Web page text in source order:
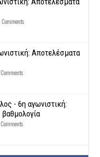
Αποτελέσματα
- 6η αγωνιστική: